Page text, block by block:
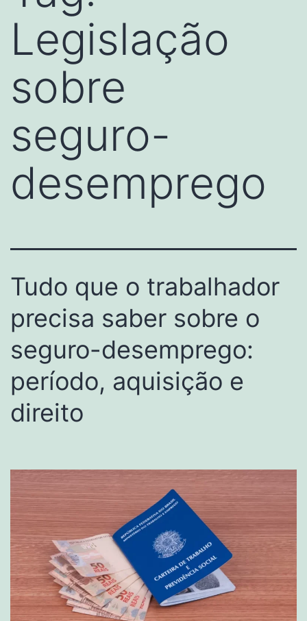
Legislação
sobre
seguro-
desemprego
Tudo que o trabalhador
precisa saber sobre o
seguro-desemprego:
período, aquisição e
direito